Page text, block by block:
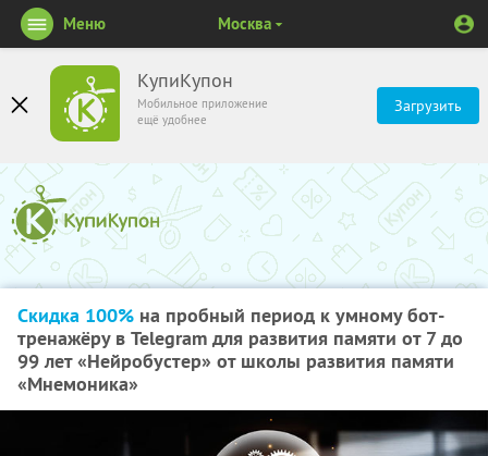
КупиКупон
Мобильное приложение
ещё удобнее
Загрузить
Меню Москва
Скидка 100% на пробный период к умному бот-
тренажёру в Telegram для развития памяти от 7 до
99 лет «Нейробустер» от школы развития памяти
«Мнемоника»